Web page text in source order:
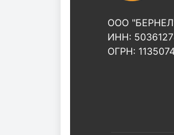
ООО
ИНН:
ОГРН: